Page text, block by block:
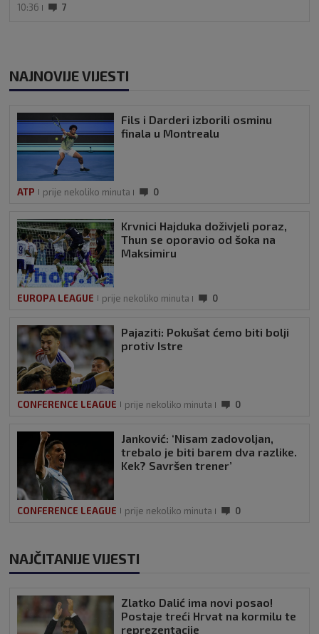
10:36 7
NAJNOVIJE VIJESTI
Fils i Darderi izborili osminu
finala u Montrealu
ATP prije nekoliko minuta 0
Krvnici Hajduka doživjeli poraz,
Thun se oporavio od šoka na
Maksimiru
EUROPA LEAGUE prije nekoliko minuta 0
Pajaziti: Pokušat ćemo biti bolji
protiv Istre
CONFERENCE LEAGUE prije nekoliko minuta 0
Janković: ‘Nisam zadovoljan,
trebalo je biti barem dva razlike.
Kek? Savršen trener’
CONFERENCE LEAGUE prije nekoliko minuta 0
NAJČITANIJE VIJESTI
Zlatko Dalić ima novi posao!
Postaje treći Hrvat na kormilu te
reprezentacije